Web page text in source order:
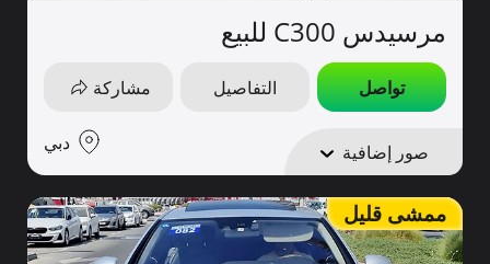
مرسيدس C300 للبيع
تواصل التفاصيل مشاركة
صور إضافية دبي
ممشى قليل